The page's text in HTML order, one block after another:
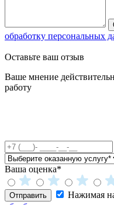
обработку персональных
Оставьте ваш отзыв
Ваше мнение
работу
Ваша оценка*
Отправить
Нажимая